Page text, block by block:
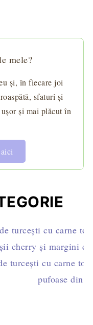
mele?
și, în fiecare joi
sfaturi și
și mai plăcut în
turcești cu carne
pufoase din